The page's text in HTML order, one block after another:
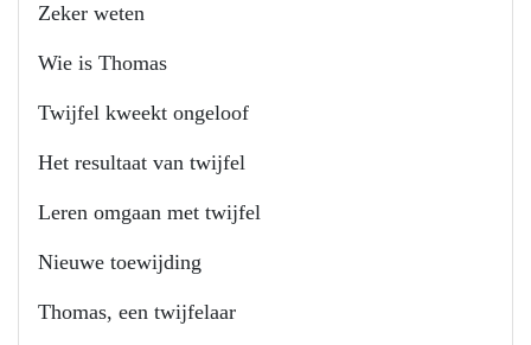
Zeker weten
Wie is Thomas
Twijfel kweekt ongeloof
Het resultaat van twijfel
Leren omgaan met twijfel
Nieuwe toewijding
Thomas, een twijfelaar